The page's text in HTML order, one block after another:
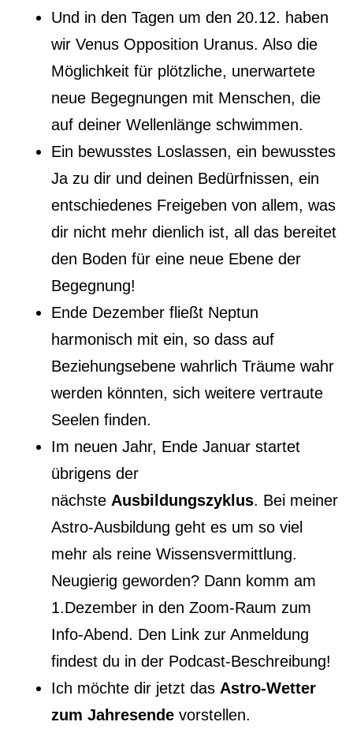
Und in den Tagen um den 20.12. haben
wir Venus Opposition Uranus. Also die
Möglichkeit für plötzliche, unerwartete
neue Begegnungen mit Menschen, die
auf deiner Wellenlänge schwimmen.
Ein bewusstes Loslassen, ein bewusstes
Ja zu dir und deinen Bedürfnissen, ein
entschiedenes Freigeben von allem, was
dir nicht mehr dienlich ist, all das bereitet
den Boden für eine neue Ebene der
Begegnung!
Ende Dezember fließt Neptun
harmonisch mit ein, so dass auf
Beziehungsebene wahrlich Träume wahr
werden könnten, sich weitere vertraute
Seelen finden.
Im neuen Jahr, Ende Januar startet
übrigens der
nächste Ausbildungszyklus. Bei meiner
Astro-Ausbildung geht es um so viel
mehr als reine Wissensvermittlung.
Neugierig geworden? Dann komm am
1.Dezember in den Zoom-Raum zum
Info-Abend. Den Link zur Anmeldung
findest du in der Podcast-Beschreibung!
Ich möchte dir jetzt das Astro-Wetter
zum Jahresende vorstellen.